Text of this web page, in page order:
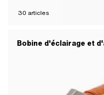
30 articles
Bobine d'éclairage et